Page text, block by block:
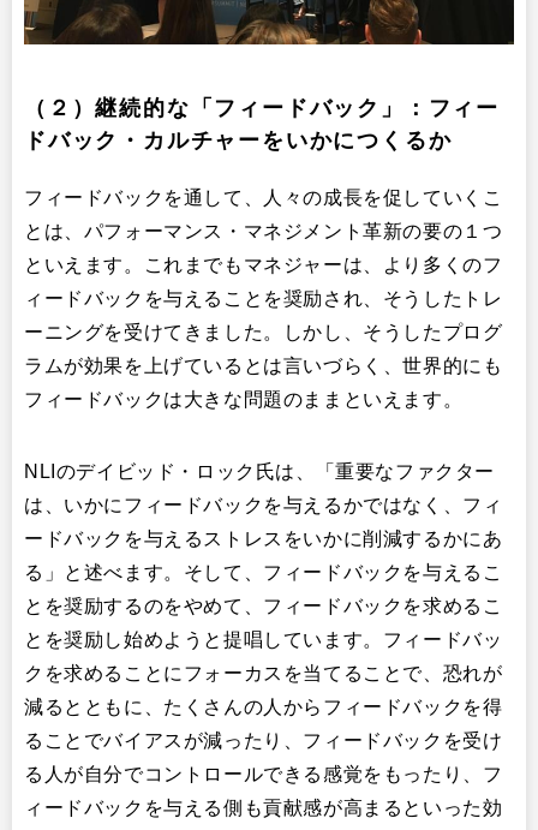
（２）継続的な「フィードバック」：フィー
ドバック・カルチャーをいかにつくるか
フィードバックを通して、人々の成長を促していくこ
とは、パフォーマンス・マネジメント革新の要の１つ
といえます。これまでもマネジャーは、より多くのフ
ィードバックを与えることを奨励され、そうしたトレ
ーニングを受けてきました。しかし、そうしたプログ
ラムが効果を上げているとは言いづらく、世界的にも
フィードバックは大きな問題のままといえます。
NLIのデイビッド・ロック氏は、「重要なファクター
は、いかにフィードバックを与えるかではなく、フィ
ードバックを与えるストレスをいかに削減するかにあ
る」と述べます。そして、フィードバックを与えるこ
とを奨励するのをやめて、フィードバックを求めるこ
とを奨励し始めようと提唱しています。フィードバッ
クを求めることにフォーカスを当てることで、恐れが
減るとともに、たくさんの人からフィードバックを得
ることでバイアスが減ったり、フィードバックを受け
る人が自分でコントロールできる感覚をもったり、フ
ィードバックを与える側も貢献感が高まるといった効